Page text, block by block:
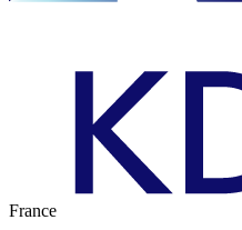
France